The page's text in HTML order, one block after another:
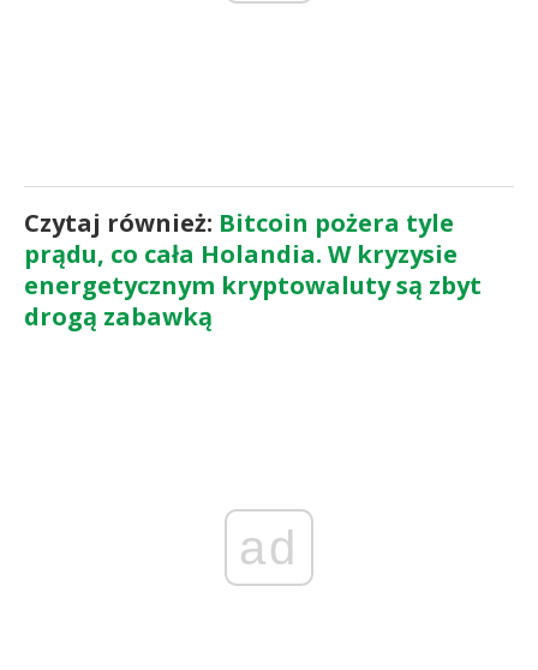
Czytaj również: Bitcoin pożera tyle
prądu, co cała Holandia. W kryzysie
energetycznym kryptowaluty są zbyt
drogą zabawką
ad